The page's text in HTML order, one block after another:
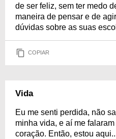
de ser feliz, sem ter medo
maneira de pensar e de
dúvidas sobre as suas
COPIAR
Vida
Eu me senti perdida, não
minha vida, e aí me
coração. Então, estou